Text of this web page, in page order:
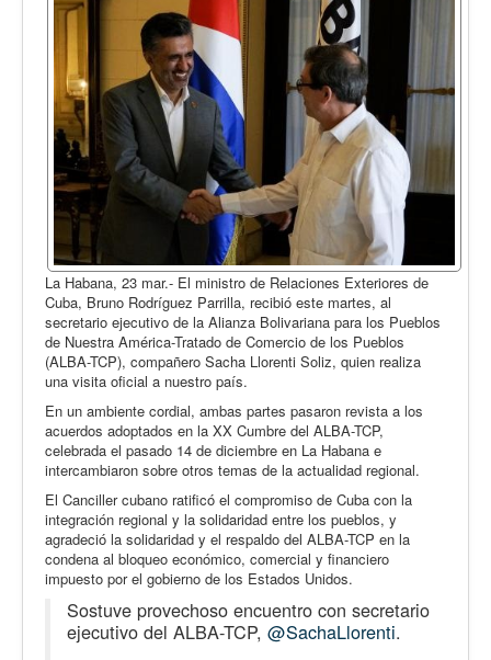
Desempolvando la historia
La Habana, 23 mar.- El ministro de Relaciones Exteriores de
Cuba, Bruno Rodríguez Parrilla, recibió este martes, al
secretario ejecutivo de la Alianza Bolivariana para los Pueblos
de Nuestra América-Tratado de Comercio de los Pueblos
(ALBA-TCP), compañero Sacha Llorenti Soliz, quien realiza
una visita oficial a nuestro país.
En un ambiente cordial, ambas partes pasaron revista a los
acuerdos adoptados en la XX Cumbre del ALBA-TCP,
celebrada el pasado 14 de diciembre en La Habana e
intercambiaron sobre otros temas de la actualidad regional.
El Canciller cubano ratificó el compromiso de Cuba con la
integración regional y la solidaridad entre los pueblos, y
agradeció la solidaridad y el respaldo del ALBA-TCP en la
condena al bloqueo económico, comercial y financiero
impuesto por el gobierno de los Estados Unidos.
Sostuve provechoso encuentro con secretario
ejecutivo del ALBA-TCP, @SachaLlorenti.